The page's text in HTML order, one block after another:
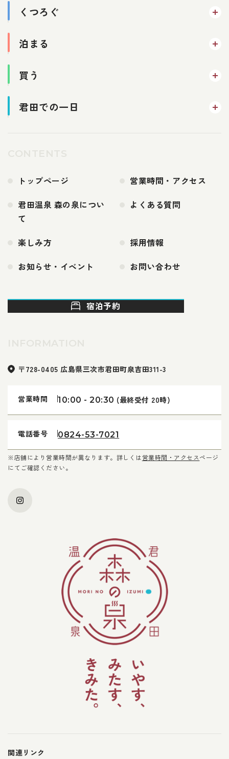
くつろぐ
泊まる
買う
君田での一日
トップページ
営業時間・アクセス
君田温泉 森の泉につい
て
よくある質問
楽しみ方
採用情報
お知らせ・イベント
お問い合わせ
宿泊予約
〒728-0405 広島県三次市君田町泉吉田311-3
営業時間 10:00 - 20:30 (最終受付 20時)
電話番号 0824-53-7021
※店舗により営業時間が異なります。詳しくは営業時間・アクセスページ
にてご確認ください。
関連リンク